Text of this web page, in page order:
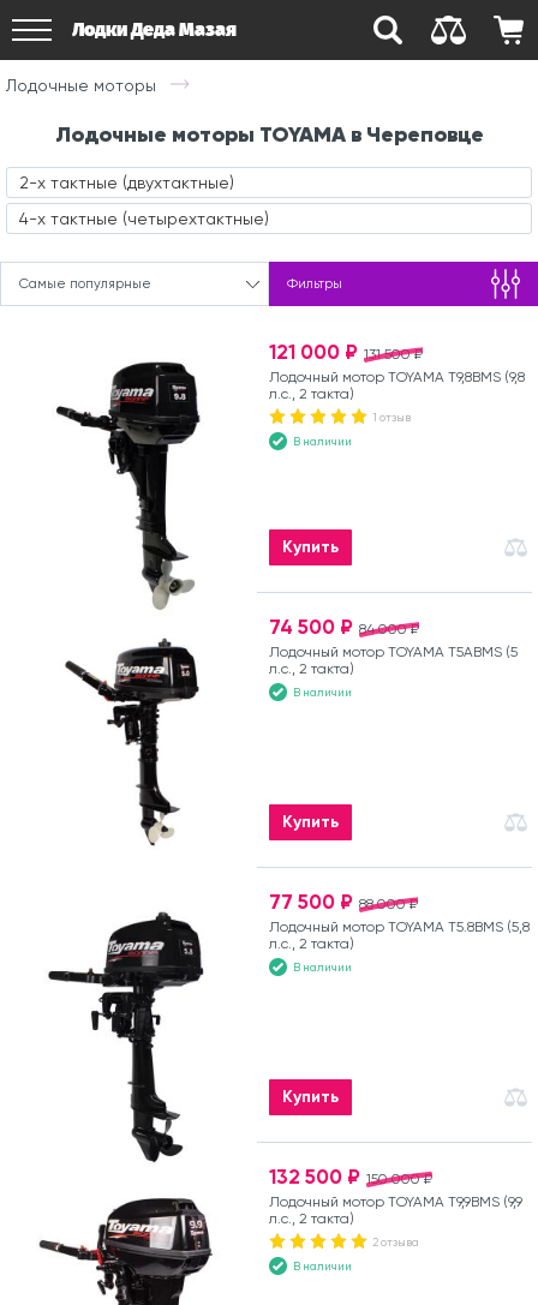
Лодки Деда Мазая
Лодочные моторы
Лодочные моторы TOYAMA в Череповце
2-х тактные (двухтактные)
4-х тактные (четырехтактные)
Самые популярные Фильтры
131 500 ₽
121 000 ₽
Лодочный мотор TOYAMA T9,8BMS (9,8
л.с., 2 такта)
1 отзыв
В наличии
Купить
84 000 ₽
74 500 ₽
Лодочный мотор TOYAMA T5ABMS (5
л.с., 2 такта)
В наличии
Купить
88 000 ₽
77 500 ₽
Лодочный мотор TOYAMA T5.8BMS (5,8
л.с., 2 такта)
В наличии
Купить
150 000 ₽
132 500 ₽
Лодочный мотор TOYAMA T9,9BMS (9,9
л.с., 2 такта)
2 отзыва
В наличии